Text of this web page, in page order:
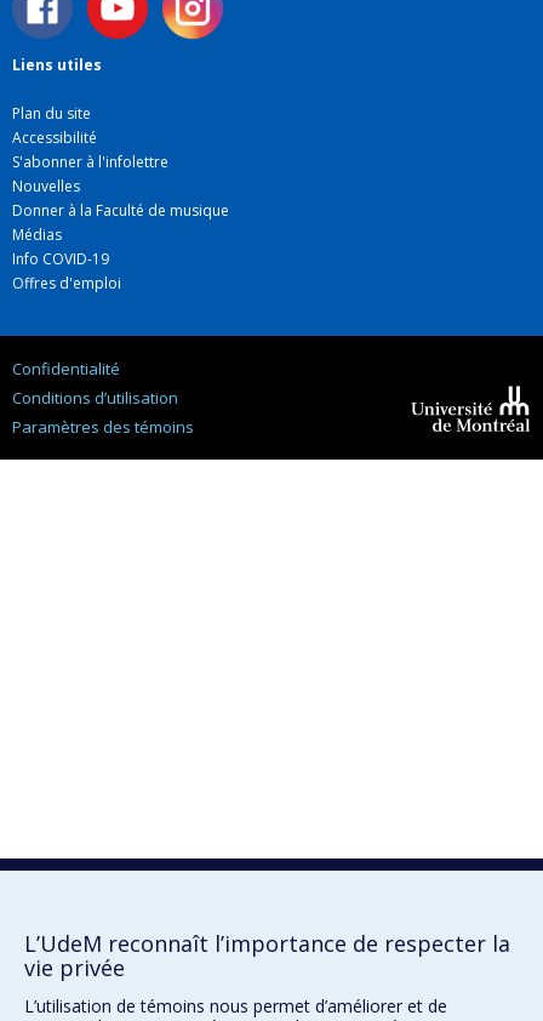
Liens utiles
Plan du site
Accessibilité
S'abonner à l'infolettre
Nouvelles
Donner à la Faculté de musique
Médias
Info COVID-19
Offres d'emploi
Confidentialité
Conditions d’utilisation
Paramètres des témoins
Montréal
L’UdeM reconnaît l’importance de respecter la
vie privée
L’utilisation de témoins nous permet d’améliorer et de